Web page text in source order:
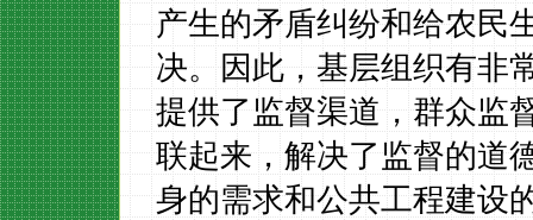
产生的矛盾纠纷和给农民
决。因此，基层组织有非
提供了监督渠道，群众监
联起来，解决了监督的道
身的需求和公共工程建设